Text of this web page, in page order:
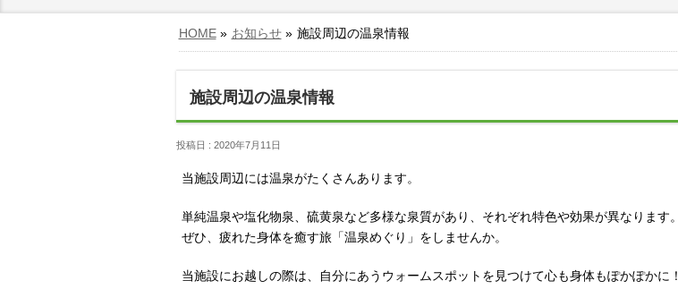
HOME» お知らせ» 施設周辺の温泉情報
施設周辺の温泉情報
投稿日 : 2020年7月11日
当施設周辺には温泉がたくさんあります。
単純温泉や塩化物泉、硫黄泉など多様な泉質があり、それぞれ特色や効果が異なります。
ぜひ、疲れた身体を癒す旅「温泉めぐり」をしませんか。
当施設にお越しの際は、自分にあうウォームスポットを見つけて心も身体もぽかぽかに！